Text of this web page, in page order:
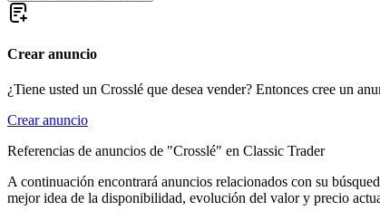
Crear anuncio
¿Tiene usted un Crosslé que desea vender? Entonces cree un
Crear anuncio
Referencias de anuncios de "Crosslé" en Classic Trader
A continuación encontrará anuncios relacionados con su
mejor idea de la disponibilidad, evolución del valor y precio